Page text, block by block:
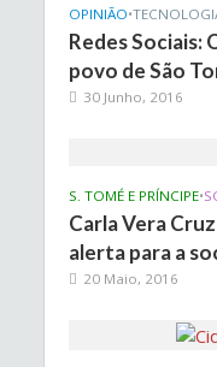
OPINIÃO•
Redes Sociais:
povo de São
30 Junho, 2016
S. TOMÉ E PRÍNCIPE•
Carla Vera
alerta para a
20 Maio, 2016